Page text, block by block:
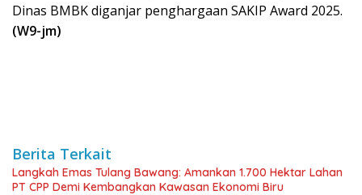
Dinas BMBK diganjar penghargaan SAKIP Award 2025.
(W9-jm)
Berita Terkait
Langkah Emas Tulang Bawang: Amankan 1.700 Hektar Lahan
PT CPP Demi Kembangkan Kawasan Ekonomi Biru